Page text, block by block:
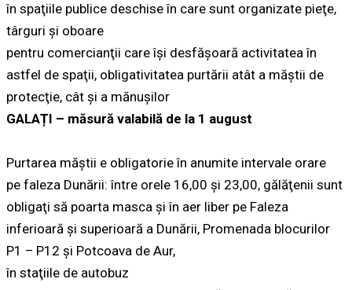
în spaţiile publice deschise în care sunt organizate pieţe,
târguri şi oboare
pentru comercianţii care îşi desfăşoară activitatea în
astfel de spaţii, obligativitatea purtării atât a măştii de
protecţie, cât şi a mănuşilor
GALAȚI – măsură valabilă de la 1 august
Purtarea măştii e obligatorie în anumite intervale orare
pe faleza Dunării: între orele 16,00 şi 23,00, gălăţenii sunt
obligaţi să poarta masca şi în aer liber pe Faleza
inferioară şi superioară a Dunării, Promenada blocurilor
P1 – P12 şi Potcoava de Aur,
în staţiile de autobuz